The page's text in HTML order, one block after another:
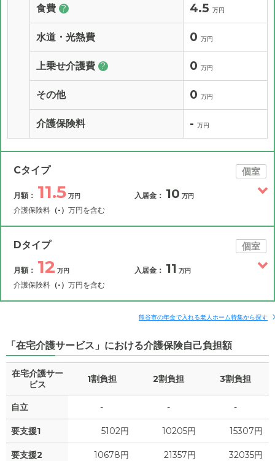
食費 ? 4.5 万円
水道・光熱費 0 万円
上乗せ介護費 ? 0 万円
その他 0 万円
介護保険料 - 万円
Cタイプ 個室
月額： 11.5 万円
介護保険料 （-） 万円を含む
入居金： 10 万円
月額費用 ? 11.5
2 万円
食費 ? 4.5
水道・光熱費 0 万円
0
その他 0 万円
Dタイプ 個室
月額： 12 万円
介護保険料 （-） 万円を含む
入居金： 11 万円
補足情報
月額費用 ? 12 万円
家賃
食費 ? 4.5 万円
熊谷市の年金で入れる老人ホーム特集から探す
「在宅介護サービス」における介護保険自己負担額
在宅介護サー
ビス
1割負担 2割負担 3割負担
自立 - - -
要支援1 5102円 10205円 15307円
要支援2 10678円 21357円 32035円